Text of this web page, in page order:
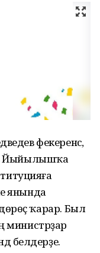
фекеренсә,
Йыйылышҡа
янында
дөрөҫ ҡарар. Был
министрҙар
белдерҙе.